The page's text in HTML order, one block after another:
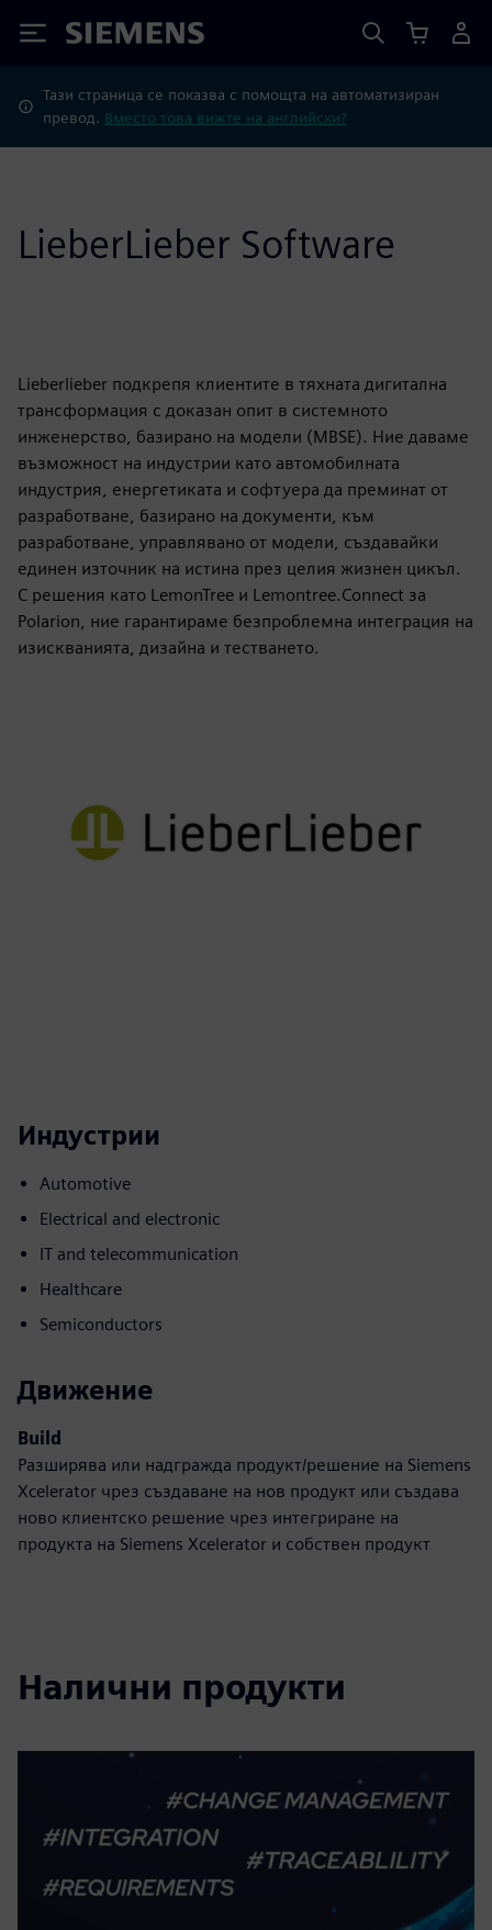
Siemens
Тази страница се показва с помощта на автоматизиран
превод. Вместо това вижте на английски?
LieberLieber Software
Lieberlieber подкрепя клиентите в тяхната дигитална
трансформация с доказан опит в системното
инженерство, базирано на модели (MBSE). Ние даваме
възможност на индустрии като автомобилната
индустрия, енергетиката и софтуера да преминат от
разработване, базирано на документи, към
разработване, управлявано от модели, създавайки
единен източник на истина през целия жизнен цикъл.
С решения като LemonTree и Lemontree.Connect за
Polarion, ние гарантираме безпроблемна интеграция на
изискванията, дизайна и тестването.
Индустрии
Automotive
Electrical and electronic
IT and telecommunication
Healthcare
Semiconductors
Движение
Build
Разширява или надгражда продукт/решение на Siemens
Xcelerator чрез създаване на нов продукт или създава
ново клиентско решение чрез интегриране на
продукта на Siemens Xcelerator и собствен продукт
Налични продукти